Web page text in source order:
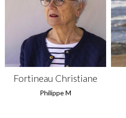
Fortineau Christiane
Philippe M